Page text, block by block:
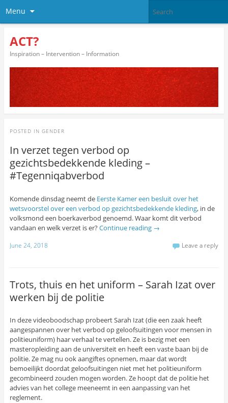
Menu
ACT?
Inspiration – Intervention – Information
POSTED IN GENDER
In verzet tegen verbod op
gezichtsbedekkende kleding –
#Tegenniqabverbod
Komende dinsdag neemt de Eerste Kamer een besluit over het
wetsvoorstel over een verbod op gezichtsbedekkende kleding, in de
volksmond een boerkaverbod genoemd. Waar komt dit verbod
vandaan en welk verzet is er?Continue reading →
June 24, 2018 Leave a reply
Trots, thuis en het uniform – Sarah Izat over
werken bij de politie
In deze videoboodschap probeert Sarah Izat (die een zaak heeft
aangespannen over het verbod op geloofsuitingen voor mensen in
politieuniform) haar verhaal te vertellen. Ze is bezig met een
masteropleiding aan de universiteit en heeft een vaste baan bij de
politie. Ze mag nu ook aangiftes opnemen, maar dat wordt
bemoeilijkt doordat geloofsuitingen niet met het politieuniform
gecombineerd zouden mogen worden. Ze hoopt dat de politie het
advies van het college meeneemt in een aanpassing van het
reglement.